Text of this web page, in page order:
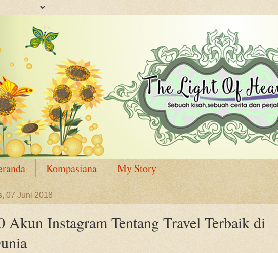
Kompasiana My Story
07 Juni 2018
Akun Instagram Tentang Travel Terbaik di